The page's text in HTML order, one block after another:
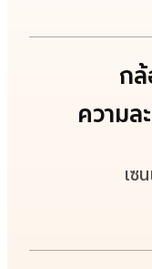
ก
ความล
เซ